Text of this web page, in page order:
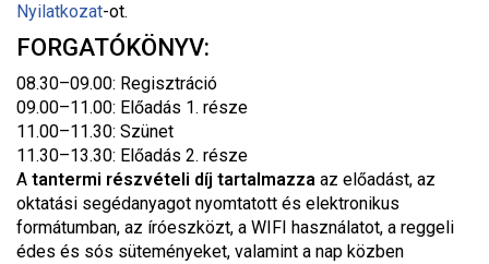
Nyilatkozat-ot.
FORGATÓKÖNYV:
08.30–09.00: Regisztráció
09.00–11.00: Előadás 1. része
11.00–11.30: Szünet
11.30–13.30: Előadás 2. része
A tantermi részvételi díj tartalmazza az előadást, az
oktatási segédanyagot nyomtatott és elektronikus
formátumban, az íróeszközt, a WIFI használatot, a reggeli
édes és sós süteményeket, valamint a nap közben